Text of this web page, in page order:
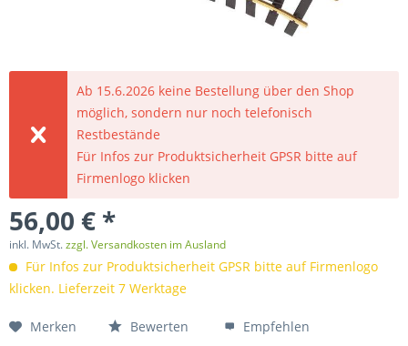
Ab 15.6.2026 keine Bestellung über den Shop
möglich, sondern nur noch telefonisch
Restbestände
Für Infos zur Produktsicherheit GPSR bitte auf
Firmenlogo klicken
56,00 € *
inkl. MwSt.zzgl. Versandkosten im Ausland
Für Infos zur Produktsicherheit GPSR bitte auf Firmenlogo
klicken. Lieferzeit 7 Werktage
Merken Bewerten Empfehlen